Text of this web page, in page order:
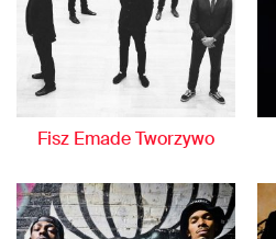
Fisz Emade Tworzywo